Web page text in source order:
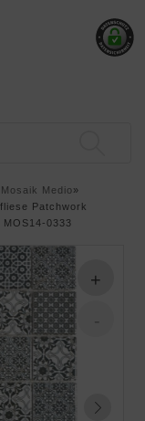
Medio»
Patchwork
0333